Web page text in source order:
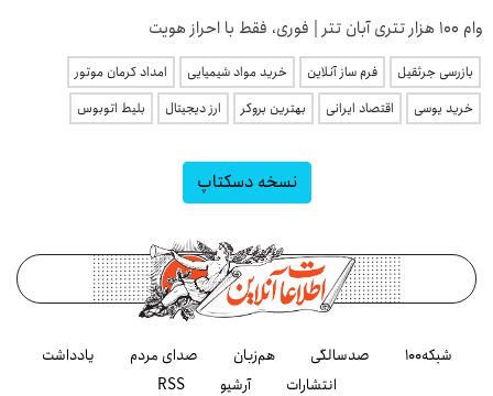
وام 100 هزار تتری آبان تتر | فوری، فقط با احراز هویت
بازرسی جرثقیل فرم ساز آنلاین خرید مواد شیمیایی
امداد کرمان موتور
خرید یوسی
اقتصاد ایرانی بهترین بروکر ارز دیجیتال بلیط اتوبوس
نسخه دسکتاپ
شبکه۱۰۰ صدسالگی هم‌زبان صدای مردم
یادداشت
انتشارات
آرشیو RSS